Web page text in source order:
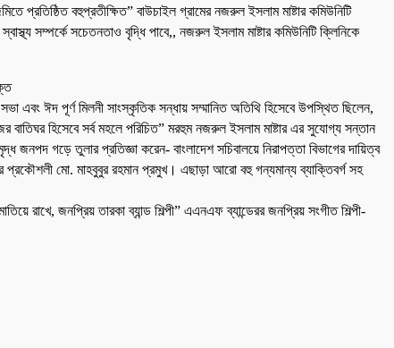
প্রতিষ্ঠিত বহুপ্রতীক্ষিত” বাউচাইল গ্রামের নজরুল ইসলাম মাষ্টার কমিউনিটি
সম্পর্কে সচেতনতাও বৃদ্ধি পাবে,, নজরুল ইসলাম মাষ্টার কমিউনিটি ক্লিনিকে
এবং ঈদ পূর্ণ মিলনী সাংস্কৃতিক সন্ধায় সম্মানিত অতিথি হিসেবে উপস্থিত ছিলেন,
হিসেবে সর্ব মহলে পরিচিত” মরহুম নজরুল ইসলাম মাষ্টার এর সুযোগ্য সন্তান
গড়ে তুলার প্রতিজ্ঞা করেন- বাংলাদেশ সচিবালয়ে নিরাপত্তা বিভাগের দায়িত্ব
প্রকৌশলী মো. মাহবুবুর রহমান প্রমুখ। এছাড়া আরো বহু গন্যমান্য ব্যাক্তিবর্গ সহ
রাখে, জনপ্রিয় তারকা ব্যান্ড শিল্পী” এএনএফ ব্যান্ডেরর জনপ্রিয় সংগীত শিল্পী-